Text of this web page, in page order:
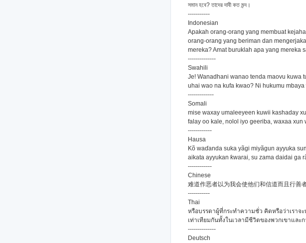
সমান হবে? তাদের দাবী কত মন্দ।
-----------
Indonesian
Apakah orang-orang yang membuat
orang-orang yang beriman dan
mereka? Amat buruklah apa yang mereka
--------------
Swahili
Je! Wanadhani wanao tenda maovu kuwa
uhai wao na kufa kwao? Ni hukumu
-------------
Somali
mise waxay umaleeyeen kuwii kashaday
falay oo kale, nolol iyo geeriba, waxaa xun
------------
Hausa
Kõ waɗanda suka yãgi miyãgun ayyuka
aikata ayyukan ƙwarai, su zama daidai ga
------------
Chinese
难道作恶者以为我会使他们和信道而且行善
-----------
Thai
หรือบรรดาผู้ที่กระทำความชั่ว คิดหรือว่าเราจ
เท่าเทียมกันทั้งในเวลามีชีวิตของพวกเขาแล
--------------
Deutsch